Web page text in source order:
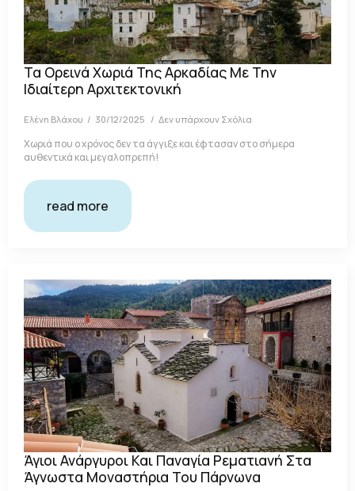
Τα Ορεινά Χωριά Της Αρκαδίας Με Την
Ιδιαίτερη Αρχιτεκτονική
Ελένη Βλάχου 30/12/2025 Δεν υπάρχουν Σχόλια
Χωριά που ο χρόνος δεν τα άγγιξε και έφτασαν στο σήμερα
αυθεντικά και μεγαλοπρεπή!
read more
Άγιοι Ανάργυροι Και Παναγία Ρεματιανή Στα
Άγνωστα Μοναστήρια Του Πάρνωνα